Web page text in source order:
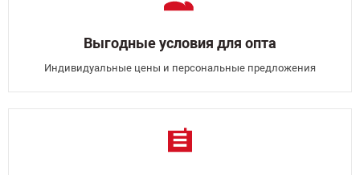
Выгодные условия для опта
Индивидуальные цены и персональные предложения